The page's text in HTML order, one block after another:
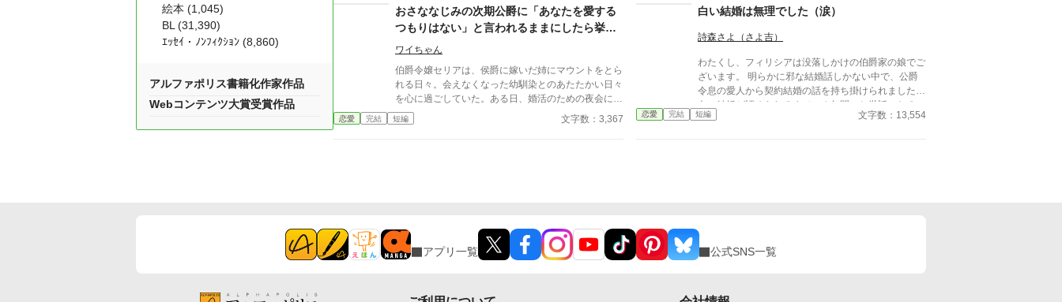
と子供がいたなんて！！！ ※誤字脱字報告ありがと
うございます。 ※この作品は、他サイトにも投稿し
ています。
る事、第二に側室を迎える事』 愛し合っていたはず
アルディアスは ただただ戸惑うばかり。 二人は無
描写はありませんが、それを思わせる表現がありま
す。 苦手な方はご注意下さい。 ※この作品は、他
投稿サイトにも公開しています。
おさななじみの次期公爵に「あなたを愛する
つもりはない」と言われるままにしたら挙動
不審です
ワイちゃん
伯爵令嬢セリアは、侯爵に嫁いだ姉にマウントをとら
れる日々。会えなくなった幼馴染とのあたたかい日々
を心に過ごしていた。ある日、婚活のための夜会に参
加し、得意のピアノを披露すると、幼馴染と再会し、
次の日には公爵の幼馴染に求婚されることに。しか
恋愛 完結 短編 文字数：3,367
白い結婚は無理でした（涙）
詩森さよ（さよ吉）
わたくし、フィリシアは没落しかけの伯爵家の娘でご
ざいます。 明らかに邪な結婚話しかない中で、公爵
令息の愛人から契約結婚の話を持ち掛けられました。
白い結婚が認められるまでの３年間、お世話になるの
でよい妻であろうと頑張ります。 小説家になろう
恋愛 完結 短編 文字数：13,554
絵本 (1,045)
BL (31,390)
ｴｯｾｲ・ﾉﾝﾌｨｸｼｮﾝ (8,860)
アルファポリス書籍化作家作品
Webコンテンツ大賞受賞作品
アプリ一覧 公式SNS一覧